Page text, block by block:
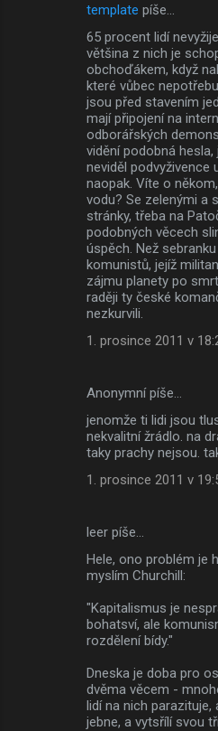
template píše…
65 procent lidí
většina z nich je
obchoďákem, když
které vůbec
jsou před stavením
mají připojení na
odborářských
vidění podobná
neviděl podvyživence
naopak. Víte o
vodu? Se zelenými a
stránky, třeba na
podobných věcech
úspěch. Než
komunistů, jejíž
zájmu planety po
raději ty české
nezkurvili.
1. prosince 2011 v
Anonymní píše…
jenomže ti lidi jsou
nekvalitní žrádlo. na
taky prachy nejsou.
1. prosince 2011 v
leer píše…
Hele, ono problém je
myslím Churchill:
"Kapitalismus je
bohatsví, ale
rozdělení bídy."
Dneska je doba pro
dvěma věcem -
lidí na nich parazituje,
jebne, a vytsřílí svou